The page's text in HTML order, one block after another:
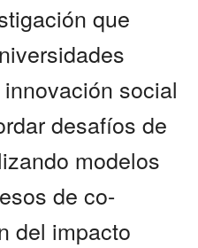
que
social
desafíos de
modelos
de co-
del impacto